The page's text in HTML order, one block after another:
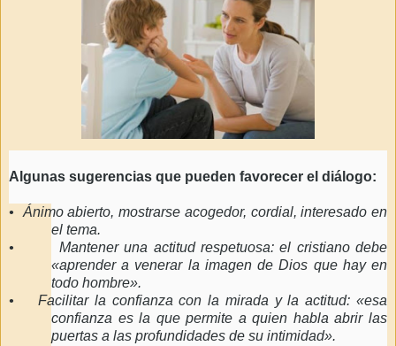
Algunas sugerencias que pueden favorecer el diálogo:
•
Ánimo abierto, mostrarse acogedor, cordial, interesado en
el tema.
•
Mantener una actitud respetuosa: el cristiano debe
«aprender a venerar la imagen de Dios que hay en
todo hombre».
•
Facilitar la confianza con la mirada y la actitud: «esa
confianza es la que permite a quien habla abrir las
puertas a las profundidades de su intimidad».